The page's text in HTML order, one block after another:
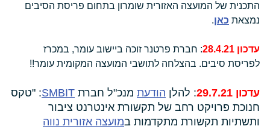
התכנית של המועצה האזורית שומרון בתחום פריסת הסיבים
נמצאת כאן.
עדכון 28.4.21
: חברת פרטנר זוכה ביישוב עומר, במכרז
לפריסת סיבים. בהצלחה לתושבי המועצה המקומית עומר!!
עדכון 29.7.21 : להלן הודעת מנכ"ל חברת SMBIT: "טקס
חנוכת פרויקט רחב של תקשורת אינטרנט ציבור
ותשתיות תקשורת מתקדמות במועצה אזורית נווה